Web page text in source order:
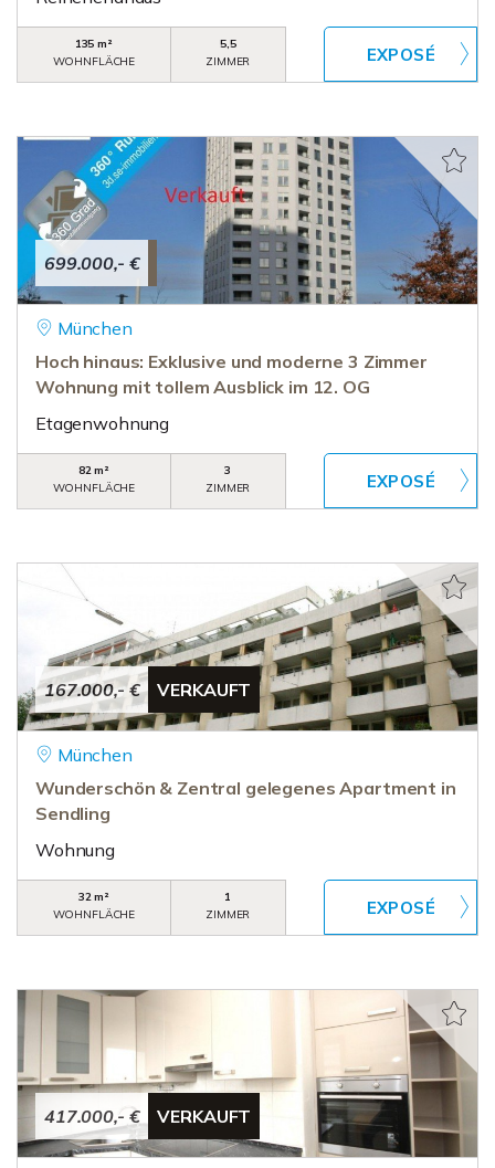
135 m²
WOHNFLÄCHE
5,5
ZIMMER
699.000,- €
München
Hoch hinaus: Exklusive und moderne 3 Zimmer
Wohnung mit tollem Ausblick im 12. OG
Etagenwohnung
82 m²
WOHNFLÄCHE
3
ZIMMER
167.000,- € VERKAUFT
München
Wunderschön & Zentral gelegenes Apartment in
Sendling
Wohnung
32 m²
WOHNFLÄCHE
1
ZIMMER
417.000,- € VERKAUFT